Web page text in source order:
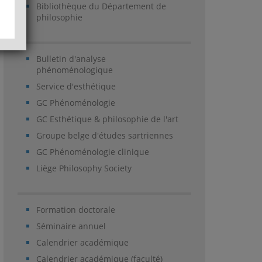
Bibliothèque du Département de
philosophie
Bulletin d'analyse
phénoménologique
Service d'esthétique
GC Phénoménologie
GC Esthétique & philosophie de l'art
Groupe belge d'études sartriennes
GC Phénoménologie clinique
Liège Philosophy Society
Formation doctorale
Séminaire annuel
Calendrier académique
Calendrier académique (faculté)